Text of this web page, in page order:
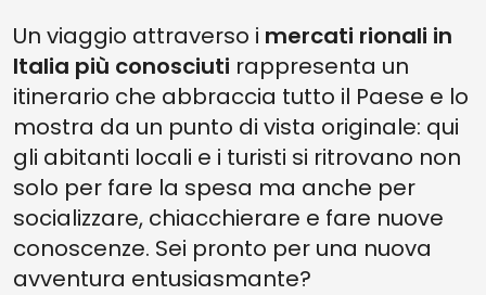
5. PUGLIA, MERCATO DI GALLIPOLI
4. BASILICATA, MERCATO DI MATERA
3. CALABRIA, MERCATI DI TROPEA E COSENZA
2. SICILIA, MERCATO DI CATANIA
1. SARDEGNA, MERCATO DI CAGLIARI
Un viaggio attraverso i mercati rionali in
Italia più conosciuti rappresenta un
itinerario che abbraccia tutto il Paese e lo
mostra da un punto di vista originale: qui
gli abitanti locali e i turisti si ritrovano non
solo per fare la spesa ma anche per
socializzare, chiacchierare e fare nuove
conoscenze. Sei pronto per una nuova
avventura entusiasmante?